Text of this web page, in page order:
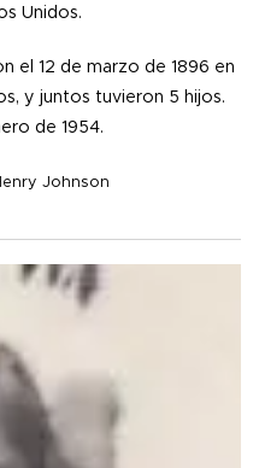
Unidos.
el 12 de marzo de 1896 en
y juntos tuvieron 5 hijos.
de 1954.
Johnson